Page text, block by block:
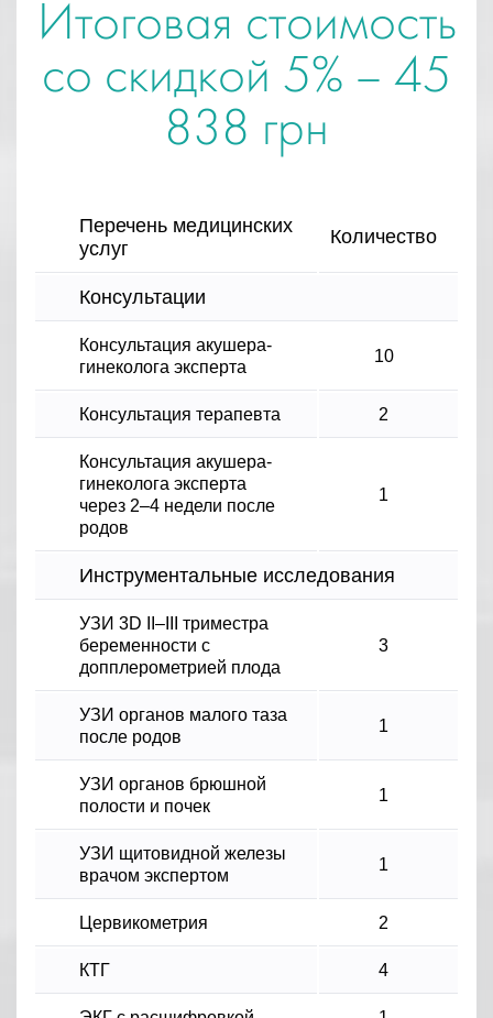
Итоговая стоимость
со скидкой 5% – 45
838 грн
Перечень медицинских
услуг
Количество
Консультации
Консультация акушера-
гинеколога эксперта
10
Консультация терапевта 2
Консультация акушера-
гинеколога эксперта
через 2–4 недели после
родов
1
Инструментальные исследования
УЗИ 3D II–III триместра
беременности с
допплерометрией плода
3
УЗИ органов малого таза
после родов
1
УЗИ органов брюшной
полости и почек
1
УЗИ щитовидной железы
врачом экспертом
1
Цервикометрия 2
КТГ 4